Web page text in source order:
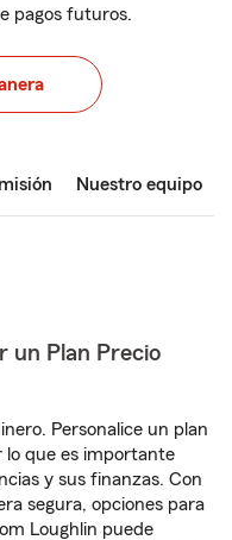
pagos futuros.
Nuestro equipo
un Plan Precio
Personalice un plan
lo que es importante
y sus finanzas. Con
segura, opciones para
Loughlin puede